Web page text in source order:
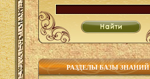
РАЗДЕЛЫ БАЗЫ ЗНАНИЙ